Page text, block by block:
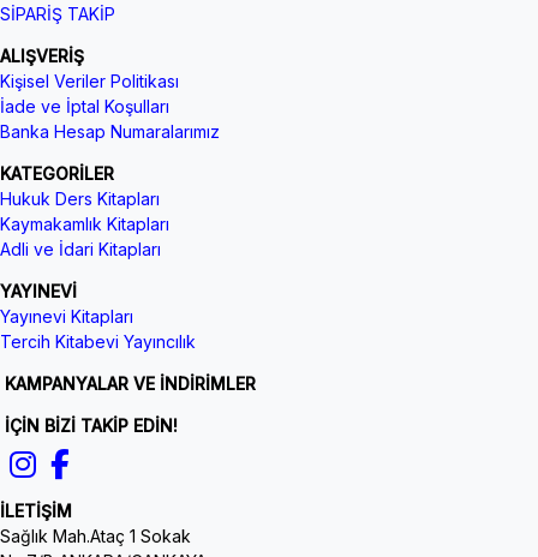
SİPARİŞ TAKİP
ALIŞVERİŞ
Kişisel Veriler Politikası
İade ve İptal Koşulları
Banka Hesap Numaralarımız
KATEGORİLER
Hukuk Ders Kitapları
Kaymakamlık Kitapları
Adli ve İdari Kitapları
YAYINEVİ
Yayınevi Kitapları
Tercih Kitabevi Yayıncılık
KAMPANYALAR VE İNDİRİMLER
İÇİN BİZİ TAKİP EDİN!
İLETİŞİM
Sağlık Mah.Ataç 1 Sokak